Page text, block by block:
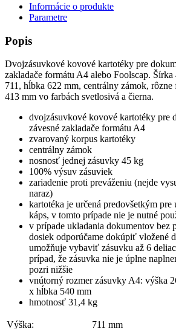
Informácie o produkte
Parametre
Popis
Dvojzásuvkové kovové kartotéky pre
zakladače formátu A4 alebo Foolscap.
711, hĺbka 622 mm, centrálny zámok,
413 mm vo farbách svetlosivá a čierna.
dvojzásuvkové kovové kartotéky pre
závesné zakladače formátu A4
zvarovaný korpus kartotéky
centrálny zámok
nosnosť jednej zásuvky 45 kg
100% výsuv zásuviek
zariadenie proti preváženiu (nejde
naraz)
kartotéka je určená predovšetkým pre
káps, v tomto prípade nie je nutné
v prípade ukladania dokumentov bez
dosiek odporúčame dokúpiť vložené
umožňuje vybaviť zásuvku až 6
prípad, že zásuvka nie je úplne
pozri nižšie
vnútorný rozmer zásuvky A4: výška
x hĺbka 540 mm
hmotnosť 31,4 kg
Výška: 711 mm